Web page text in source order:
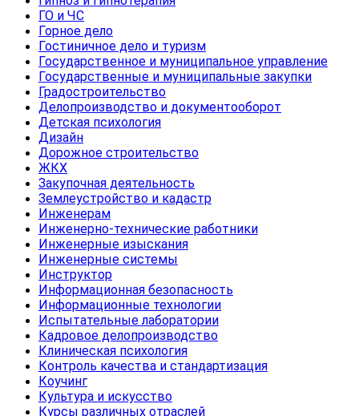
ГО и ЧС
Горное дело
Гостиничное дело и туризм
Государственное и муниципальное управление
Государственные и муниципальные закупки
Градостроительство
Делопроизводство и документооборот
Детская психология
Дизайн
Дорожное строительство
ЖКХ
Закупочная деятельность
Землеустройство и кадастр
Инженерам
Инженерно-технические работники
Инженерные изыскания
Инженерные системы
Инструктор
Информационная безопасность
Информационные технологии
Испытательные лаборатории
Кадровое делопроизводство
Клиническая психология
Контроль качества и стандартизация
Коучинг
Культура и искусство
Курсы различных отраслей